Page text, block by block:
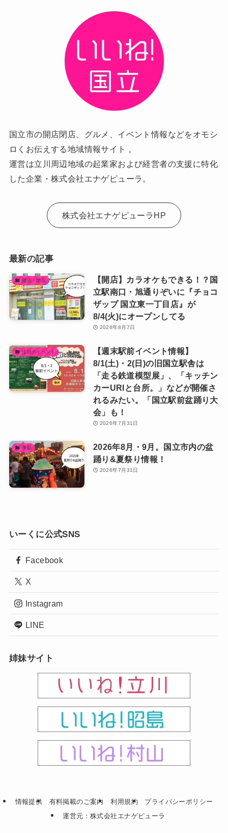
国立市の開店閉店、グルメ、イベント情報などをオモシ
ロくお伝えする地域情報サイト 。
運営は立川周辺地域の起業家および経営者の支援に特化
した企業・株式会社エナゲピューラ。
株式会社エナゲピューラHP
最新の記事
開店・閉店
【開店】カラオケもできる！？国
立駅南口・旭通りぞいに『チョコ
ザップ 国立東一丁目店』が
8/4(火)にオープンしてる
2026年8月7日
注目のイベント
【週末駅前イベント情報】
8/1(土)・2(日)の旧国立駅舎は
「走る鉄道模型展」、「キッチン
カーURIと台所。」などが開催さ
れるみたい。「国立駅前盆踊り大
会」も！
2026年7月31日
季節
2026年8月・9月。国立市内の盆
踊り&夏祭り情報！
2026年7月31日
いーくに公式SNS
Facebook
X
Instagram
LINE
姉妹サイト
情報提供 有料掲載のご案内 利用規約
プライバシーポリシー
運営元：株式会社エナゲピューラ